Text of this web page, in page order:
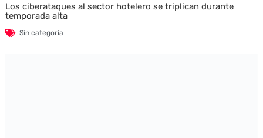
Los ciberataques al sector hotelero se triplican durante
temporada alta
Sin categoría